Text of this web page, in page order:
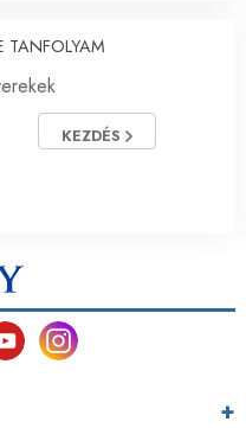
TANFOLYAM
KEZDÉS